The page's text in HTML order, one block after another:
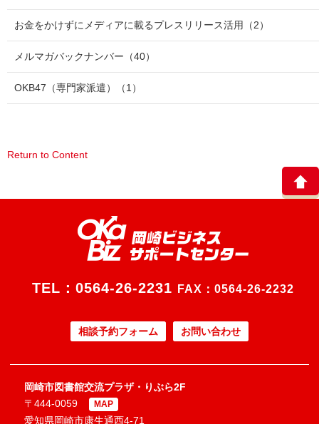
お金をかけずにメディアに載るプレスリリース活用 （2）
メルマガバックナンバー （40）
OKB47（専門家派遣） （1）
Return to Content
TEL： 0564-26-2231 FAX：0564-26-2232
相談予約フォーム お問い合わせ
岡崎市図書館交流プラザ・りぶら2F
〒444-0059
MAP
愛知県岡崎市康生通西4-71